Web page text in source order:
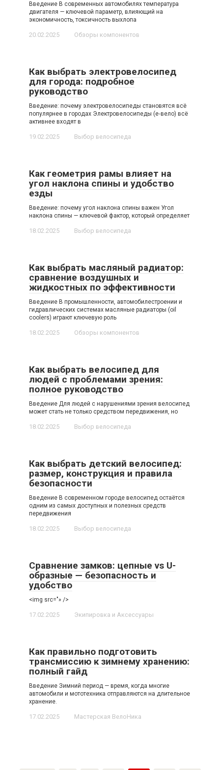
Введение В современных автомобилях температура
двигателя — ключевой параметр, влияющий на
экономичность, токсичность выхлопа
20.02.2025 Обзоры компонентов
Как выбрать электровелосипед
для города: подробное
руководство
Введение: почему электровелосипеды становятся всё
популярнее в городах Электровелосипеды (е‑вело) всё
активнее входят в
19.02.2025 Выбор велосипеда
Как геометрия рамы влияет на
угол наклона спины и удобство
езды
Введение: почему угол наклона спины важен Угол
наклона спины — ключевой фактор, который определяет
18.02.2025 Выбор велосипеда
Как выбрать масляный радиатор:
сравнение воздушных и
жидкостных по эффективности
Введение В промышленности, автомобилестроении и
гидравлических системах масляные радиаторы (oil
coolers) играют ключевую роль
18.02.2025 Обзоры компонентов
Как выбрать велосипед для
людей с проблемами зрения:
полное руководство
Введение Для людей с нарушениями зрения велосипед
может стать не только средством передвижения, но
18.02.2025 Выбор велосипеда
Как выбрать детский велосипед:
размер, конструкция и правила
безопасности
Введение В современном городе велосипед остаётся
одним из самых доступных и полезных средств
передвижения
18.02.2025 Выбор велосипеда
Сравнение замков: цепные vs U-
образные — безопасность и
удобство
<img src="» />
17.02.2025 Экипировка и Аксессуары
Как правильно подготовить
трансмиссию к зимнему хранению:
полный гайд
Введение Зимний период — время, когда многие
автомобили и мототехника отправляются на длительное
хранение.
17.02.2025 Мастерская ВелоНика